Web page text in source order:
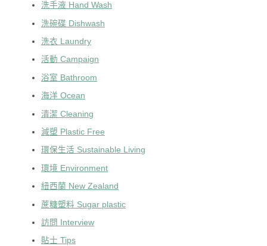
洗手液 Hand Wash
洗碗碟 Dishwash
洗衣 Laundry
活動 Campaign
浴室 Bathroom
海洋 Ocean
清潔 Cleaning
減塑 Plastic Free
環保生活 Sustainable Living
環境 Environment
紐西蘭 New Zealand
蔗糖塑料 Sugar plastic
訪問 Interview
貼士 Tips